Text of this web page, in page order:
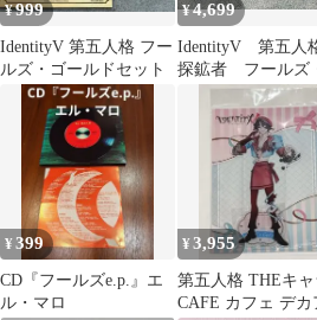
¥999
IdentityV 第五人格 フー
ルズ・ゴールドセット
¥4,699
IdentityV 第五人
探鉱者 フールズ
ールド 缶バッジ
¥399
CD『フールズe.p.』エ
ル・マロ
¥3,955
第五人格 THEキャ
CAFE カフェ デカ